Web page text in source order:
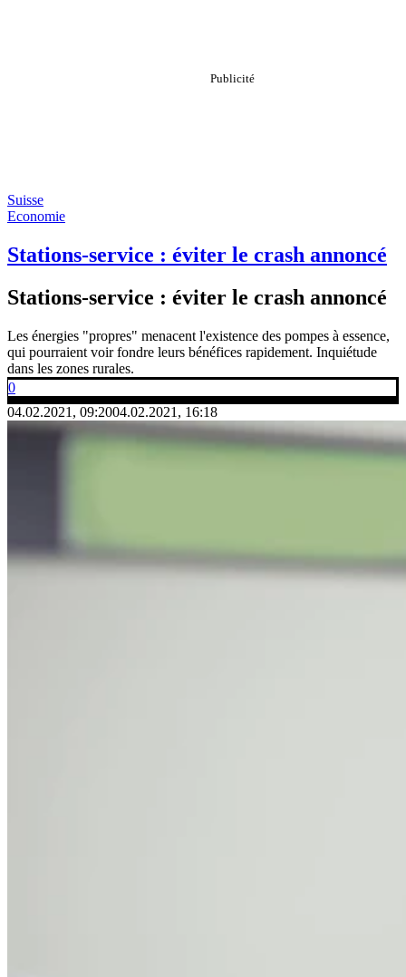
Suisse
Economie
Stations-service : éviter le crash annoncé
Stations-service : éviter le crash annoncé
Les énergies "propres" menacent l'existence des pompes à essence,
qui pourraient voir fondre leurs bénéfices rapidement. Inquiétude
dans les zones rurales.
0
04.02.2021, 09:2004.02.2021, 16:18